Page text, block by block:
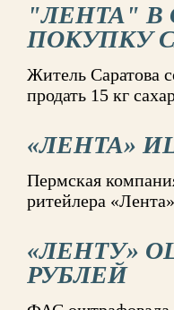
"ЛЕНТА" В
ПОКУПКУ
Житель Саратова
продать 15 кг
«ЛЕНТА»
Пермская
ритейлера «Лента»
«ЛЕНТУ»
РУБЛЕЙ